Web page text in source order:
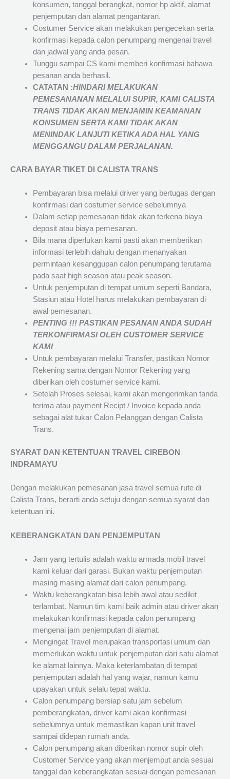
konsumen, tanggal berangkat, nomor hp aktif, alamat
penjemputan dan alamat pengantaran.
Costumer Service akan melakukan pengecekan serta
konfirmasi kepada calon penumpang mengenai travel
dan jadwal yang anda pesan.
Tunggu sampai CS kami memberi konfirmasi bahawa
pesanan anda berhasil.
CATATAN :HINDARI MELAKUKAN
PEMESANANAN MELALUI SUPIR, KAMICALISTA
TRANSTIDAK AKAN MENJAMINKEAMANAN
KONSUMEN SERTA KAMI TIDAK AKAN
MENINDAK LANJUTI KETIKA ADA HAL YANG
MENGGANGU DALAM PERJALANAN.
CARA BAYAR TIKET DI CALISTA TRANS
Pembayaran bisa melalui driver yang bertugas dengan
konfirmasi dari costumer service sebelumnya
Dalam setiap pemesanan tidak akan terkena biaya
deposit atau biaya pemesanan.
Bila mana diperlukan kami pasti akan memberikan
informasi terlebih dahulu dengan menanyakan
permintaan kesanggupan calon penumpang terutama
pada saat high season atau peak season.
Untuk penjemputan di tempat umum seperti Bandara,
Stasiun atau Hotel harus melakukan pembayaran di
awal pemesanan.
PENTING !!! PASTIKAN PESANAN ANDA SUDAH
TERKONFIRMASI OLEH CUSTOMER SERVICE
KAMI
Untuk pembayaran melalui Transfer, pastikan Nomor
Rekening sama dengan Nomor Rekening yang
diberikan oleh costumer service kami.
Setelah Proses selesai, kami akan mengerimkan tanda
terima atau payment Recipt / Invoice kepada anda
sebagai alat tukar Calon Pelanggan dengan Calista
Trans.
SYARAT DAN KETENTUAN TRAVEL CIREBON
INDRAMAYU
Dengan melakukan pemesanan jasa travel semua rute di
Calista Trans, berarti anda setuju dengan semua syarat dan
ketentuan ini.
KEBERANGKATAN DAN PENJEMPUTAN
Jam yang tertulis adalah waktu armada mobil travel
kami keluar dari garasi. Bukan waktu penjemputan
masing masing alamat dari calon penumpang.
Waktu keberangkatan bisa lebih awal atau sedikit
terlambat. Namun tim kami baik admin atau driver akan
melakukan konfirmasi kepada calon penumpang
mengenai jam penjemputan di alamat.
Mengingat Travel merupakan transportasi umum dan
memerlukan waktu untuk penjemputan dari satu alamat
ke alamat lainnya. Maka keterlambatan di tempat
penjemputan adalah hal yang wajar, namun kamu
upayakan untuk selalu tepat waktu.
Calon penumpang bersiap satu jam sebelum
pemberangkatan, driver kami akan konfirmasi
sebelumnya untuk memastikan kapan unit travel
sampai didepan rumah anda.
Calon penumpang akan diberikan nomor supir oleh
Customer Service yang akan menjemput anda sesuai
tanggal dan keberangkatan sesuai dengan pemesanan